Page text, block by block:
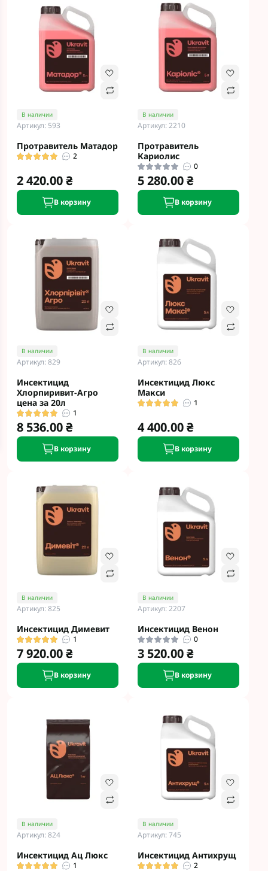
В наличии
Артикул: 593
Протравитель Матадор
2
2 420.00 ₴
В корзину
В наличии
Артикул: 2210
Протравитель
Кариолис
0
5 280.00 ₴
В корзину
В наличии
Артикул: 829
Инсектицид
Хлорпиривит-Агро
цена за 20л
1
8 536.00 ₴
В корзину
В наличии
Артикул: 826
Инсектицид Люкс
Макси
1
4 400.00 ₴
В корзину
В наличии
Артикул: 825
Инсектицид Димевит
1
7 920.00 ₴
В корзину
В наличии
Артикул: 2207
Инсектицид Венон
0
3 520.00 ₴
В корзину
В наличии
Артикул: 824
Инсектицид Ац Люкс
1
В наличии
Артикул: 745
Инсектицид Антихрущ
2